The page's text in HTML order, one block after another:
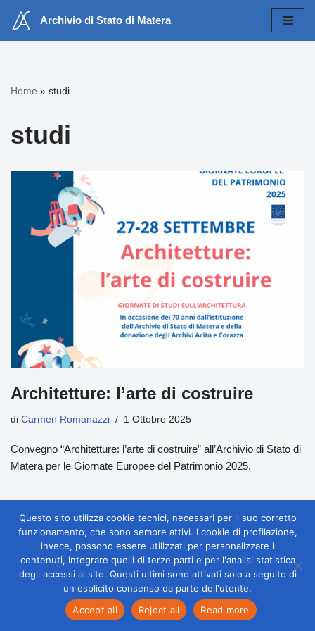
Archivio di Stato di Matera
Home » studi
studi
Architetture: l’arte di costruire
di Carmen Romanazzi 1 Ottobre 2025
Convegno “Architetture: l’arte di costruire” all’Archivio di Stato di
Matera per le Giornate Europee del Patrimonio 2025.
| Powered byWordPress
Questo sito utilizza cookie tecnici, necessari per il suo corretto
funzionamento, che sono sempre attivi. I cookie di profilazione,
invece, possono essere utilizzati per personalizzare i
contenuti, integrare quelli di terze parti e per l'analisi statistica
degli accessi al sito. Questi ultimi sono attivati solo a seguito di
un esplicito consenso da parte dell'utente.
Accept all
Reject all Read more